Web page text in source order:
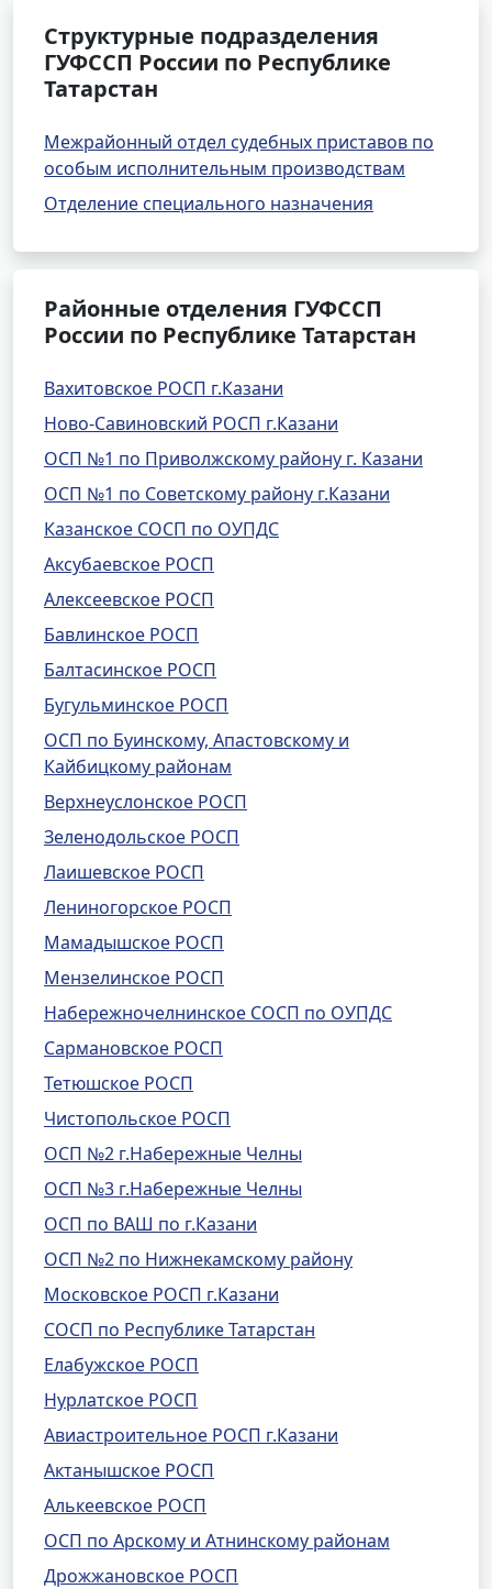
Структурные подразделения
ГУФССП России по Республике
Татарстан
Межрайонный отдел судебных приставов по
особым исполнительным производствам
Отделение специального назначения
Районные отделения ГУФССП
России по Республике Татарстан
Вахитовское РОСП г.Казани
Ново-Савиновский РОСП г.Казани
ОСП №1 по Приволжскому району г. Казани
ОСП №1 по Советскому району г.Казани
Казанское СОСП по ОУПДС
Аксубаевское РОСП
Алексеевское РОСП
Бавлинское РОСП
Балтасинское РОСП
Бугульминское РОСП
ОСП по Буинскому, Апастовскому и
Кайбицкому районам
Верхнеуслонское РОСП
Зеленодольское РОСП
Лаишевское РОСП
Лениногорское РОСП
Мамадышское РОСП
Мензелинское РОСП
Набережночелнинское СОСП по ОУПДС
Сармановское РОСП
Тетюшское РОСП
Чистопольское РОСП
ОСП №2 г.Набережные Челны
ОСП №3 г.Набережные Челны
ОСП по ВАШ по г.Казани
ОСП №2 по Нижнекамскому району
Московское РОСП г.Казани
СОСП по Республике Татарстан
Елабужское РОСП
Нурлатское РОСП
Авиастроительное РОСП г.Казани
Актанышское РОСП
Алькеевское РОСП
ОСП по Арскому и Атнинскому районам
Дрожжановское РОСП